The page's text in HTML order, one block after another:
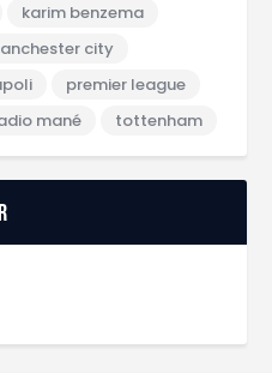
karim benzema
city
premier league
mané tottenham